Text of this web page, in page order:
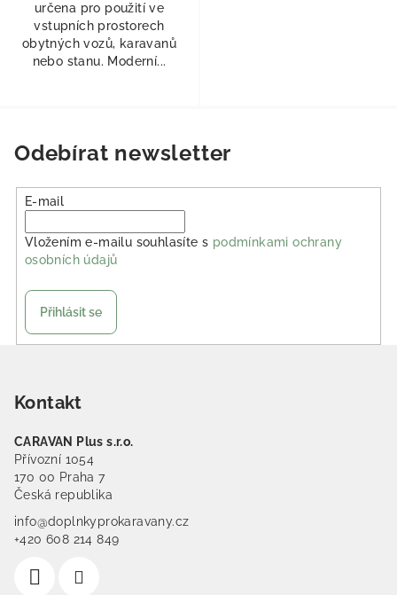
určena pro použití ve
vstupních prostorech
obytných vozů, karavanů
nebo stanu. Moderní...
Odebírat newsletter
E-mail
Vložením e-mailu souhlasíte s podmínkami ochrany
osobních údajů
Přihlásit se
Kontakt
CARAVAN Plus s.r.o.
Přívozní 1054
170 00 Praha 7
Česká republika
info@doplnkyprokaravany.cz
+420 608 214 849